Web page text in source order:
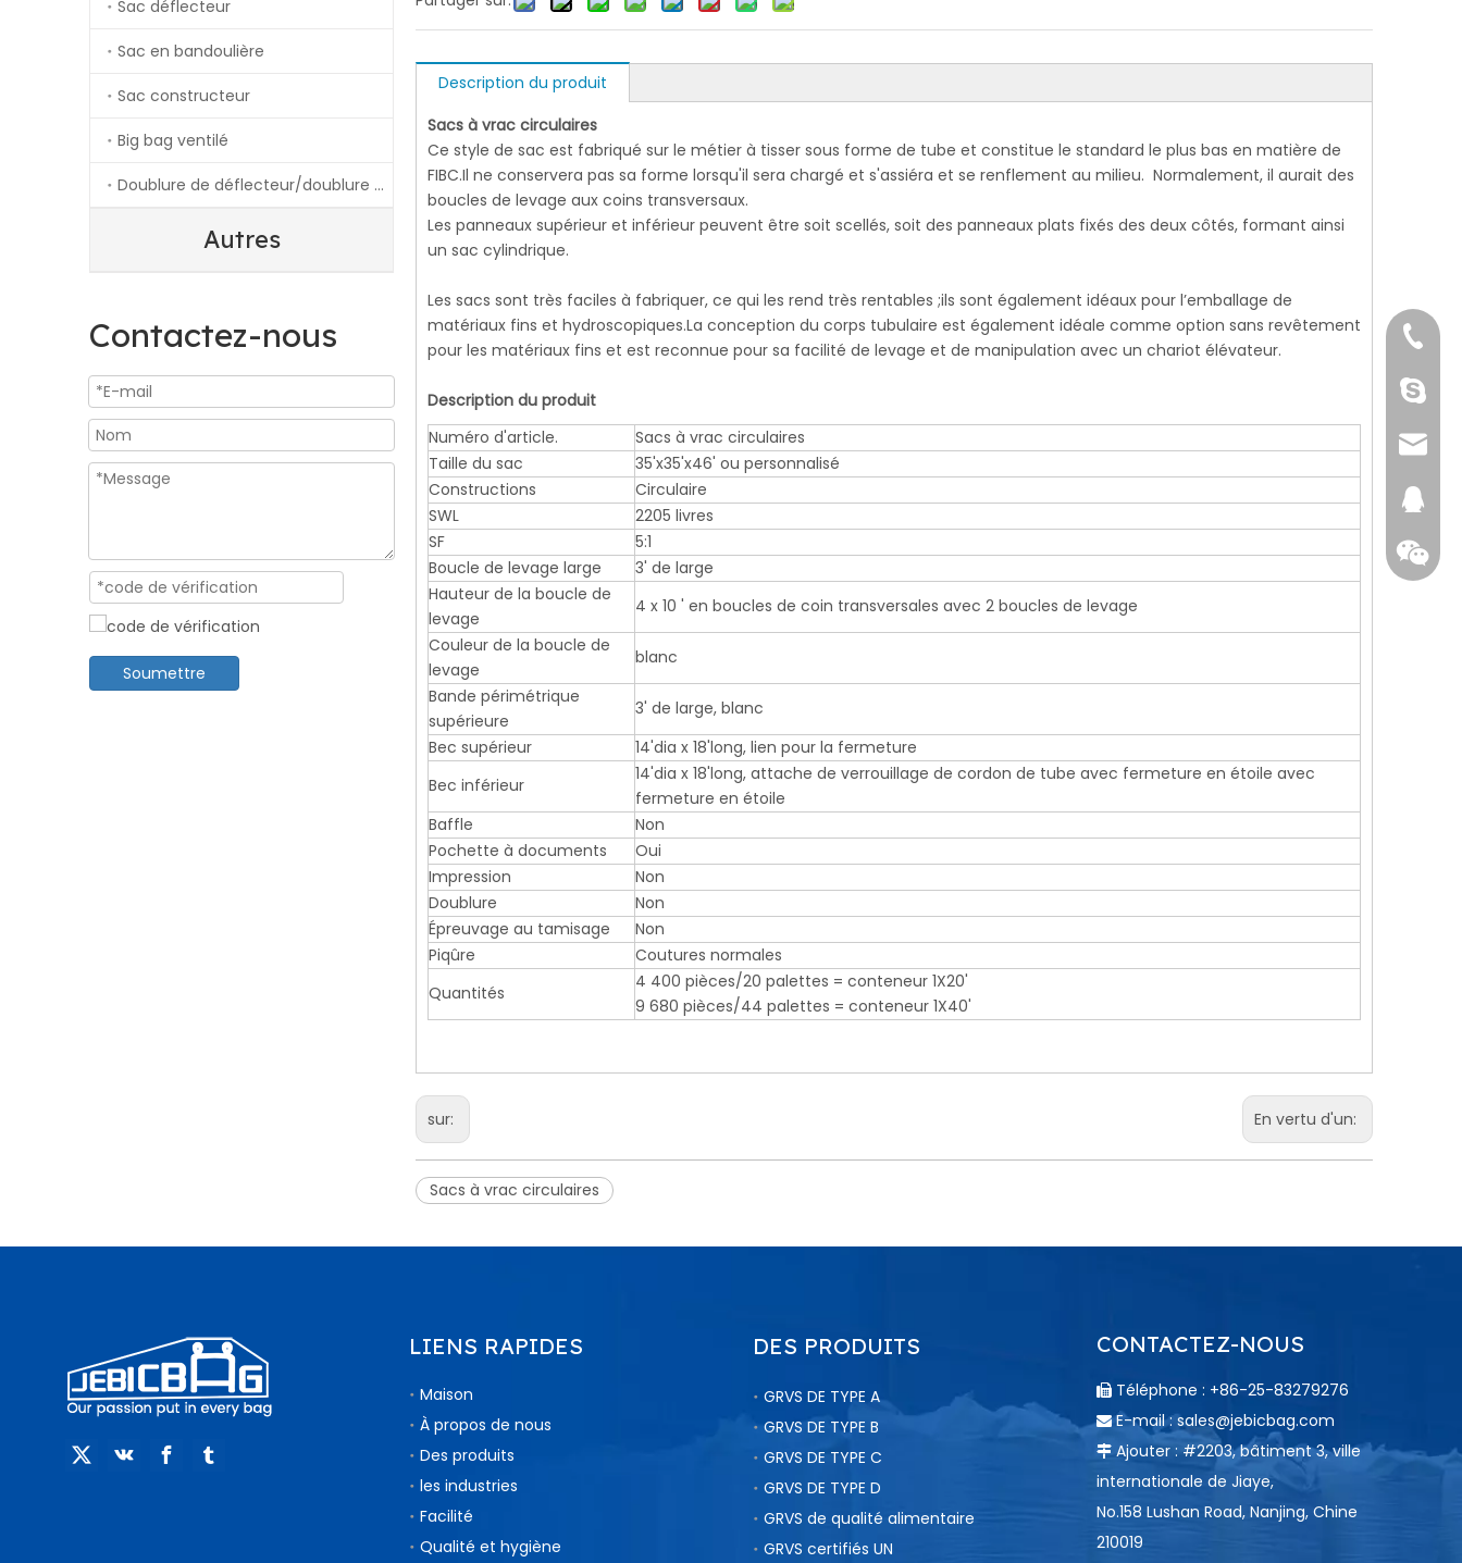
Sac déflecteur
Sac en bandoulière
Sac constructeur
Big bag ventilé
Doublure de déflecteur/doublure conductrice/doublure en aluminium
Autres
Contactez-nous
Soumettre
Description du produit
Sacs à vrac circulaires
Ce style de sac est fabriqué sur le métier à tisser sous forme de tube et constitue le standard le plus bas en matière de
FIBC.Il ne conservera pas sa forme lorsqu'il sera chargé et s'assiéra et se renflement au milieu. Normalement, il aurait des
boucles de levage aux coins transversaux.
Les panneaux supérieur et inférieur peuvent être soit scellés, soit des panneaux plats fixés des deux côtés, formant ainsi
un sac cylindrique.
Les sacs sont très faciles à fabriquer, ce qui les rend très rentables ;ils sont également idéaux pour l’emballage de
matériaux fins et hydroscopiques.La conception du corps tubulaire est également idéale comme option sans revêtement
pour les matériaux fins et est reconnue pour sa facilité de levage et de manipulation avec un chariot élévateur.
Description du produit
Numéro d'article.
Sacs à vrac circulaires
Taille du sac
35'x35'x46' ou personnalisé
Constructions
Circulaire
SWL
2205 livres
SF
5:1
Boucle de levage large
3' de large
Hauteur de la boucle de
levage
4 x 10 ' en boucles de coin transversales avec 2 boucles de levage
Couleur de la boucle de
levage
blanc
Bande périmétrique
supérieure
3' de large, blanc
Bec supérieur
14'dia x 18'long, lien pour la fermeture
Bec inférieur
14'dia x 18'long, attache de verrouillage de cordon de tube avec fermeture en étoile avec
fermeture en étoile
Baffle
Non
Pochette à documents
Oui
Impression
Non
Doublure
Non
Épreuvage au tamisage
Non
Piqûre
Coutures normales
Quantités
4 400 pièces/20 palettes = conteneur 1X20'
9 680 pièces/44 palettes = conteneur 1X40'
sur: En vertu d'un:
Sacs à vrac circulaires
LIENS RAPIDES
Maison
À propos de nous
Des produits
les industries
Facilité
Qualité et hygiène
DES PRODUITS
GRVS DE TYPE A
GRVS DE TYPE B
GRVS DE TYPE C
GRVS DE TYPE D
GRVS de qualité alimentaire
GRVS certifiés UN
CONTACTEZ-NOUS
 Téléphone : +86-25-83279276
E-mail :sales@jebicbag.com
 Ajouter : #2203, bâtiment 3, ville
internationale de Jiaye,
No.158 Lushan Road, Nanjing, Chine
210019
+86-
Nancy